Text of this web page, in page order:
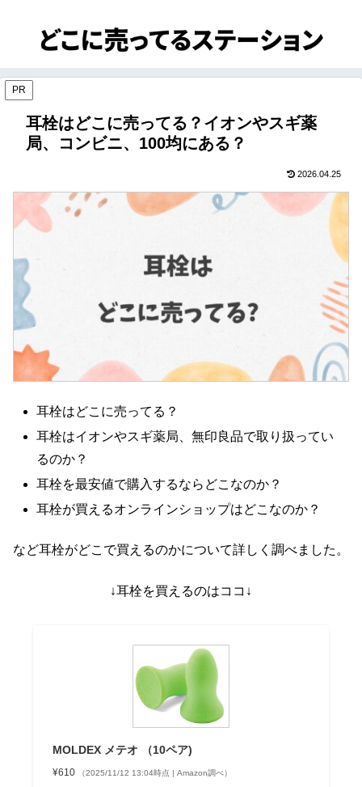
PR
耳栓はどこに売ってる？イオンやスギ薬
局、コンビニ、100均にある？
2026.04.25
耳栓はどこに売ってる？
耳栓はイオンやスギ薬局、無印良品で取り扱ってい
るのか？
耳栓を最安値で購入するならどこなのか？
耳栓が買えるオンラインショップはどこなのか？
など耳栓がどこで買えるのかについて詳しく調べました。
↓耳栓を買えるのはココ↓
MOLDEX メテオ （10ペア)
¥610 （2025/11/12 13:04時点 | Amazon調べ）